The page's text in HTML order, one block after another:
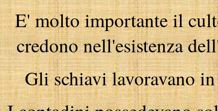
E' molto importante il
credono nell'esistenza
Gli schiavi lavoravano